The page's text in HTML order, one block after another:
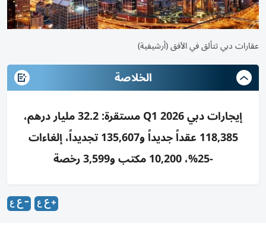
عقارات دبي تتألق في الأفق (أرشيفية)
الخلاصة
إيجارات دبي Q1 2026 مستقرة: 32.2 مليار درهم،
118,385 عقداً جديداً و135,607 تجديداً، إلغاءات
-25%، 10,200 مكتب و3,599 رخصة